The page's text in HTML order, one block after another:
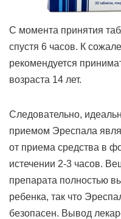
С момента принятия
спустя 6 часов. К
рекомендуется
возраста 14 лет.
Следовательно,
приемом Эреспала
от приема средства в
истечении 2-3 часов.
препарата полностью
ребенка, так что
безопасен. Вывод